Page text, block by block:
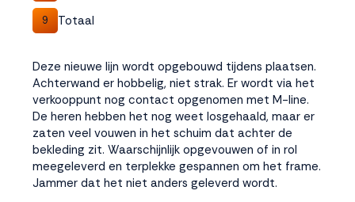
9 Totaal
Deze nieuwe lijn wordt opgebouwd tijdens plaatsen.
Achterwand er hobbelig, niet strak. Er wordt via het
verkooppunt nog contact opgenomen met M-line.
De heren hebben het nog weet losgehaald, maar er
zaten veel vouwen in het schuim dat achter de
bekleding zit. Waarschijnlijk opgevouwen of in rol
meegeleverd en terplekke gespannen om het frame.
Jammer dat het niet anders geleverd wordt.